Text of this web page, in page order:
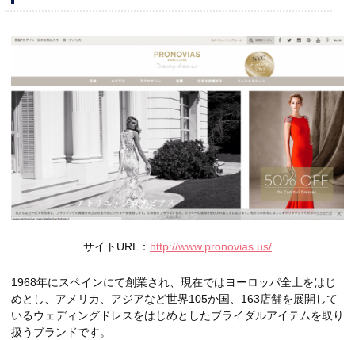
サイトURL： http://www.pronovias.us/
1968年にスペインにて創業され、現在ではヨーロッパ全土をはじ
めとし、アメリカ、アジアなど世界105か国、163店舗を展開して
いるウェディングドレスをはじめとしたブライダルアイテムを取り
扱うブランドです。